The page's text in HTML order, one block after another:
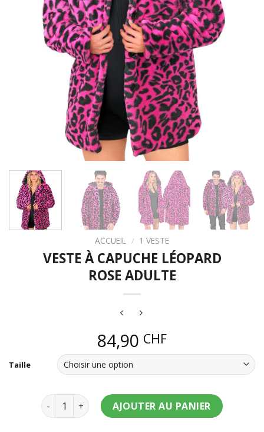
ACCUEIL / 1 VESTE
VESTE À CAPUCHE LÉOPARD
ROSE ADULTE
84,90 CHF
Taille
quantité de Veste à capuche léopard rose adulte
AJOUTER AU PANIER